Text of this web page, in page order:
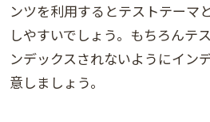
ンツを利用するとテストテーマ
しやすいでしょう。もちろんテ
ンデックスされないようにイン
意しましょう。